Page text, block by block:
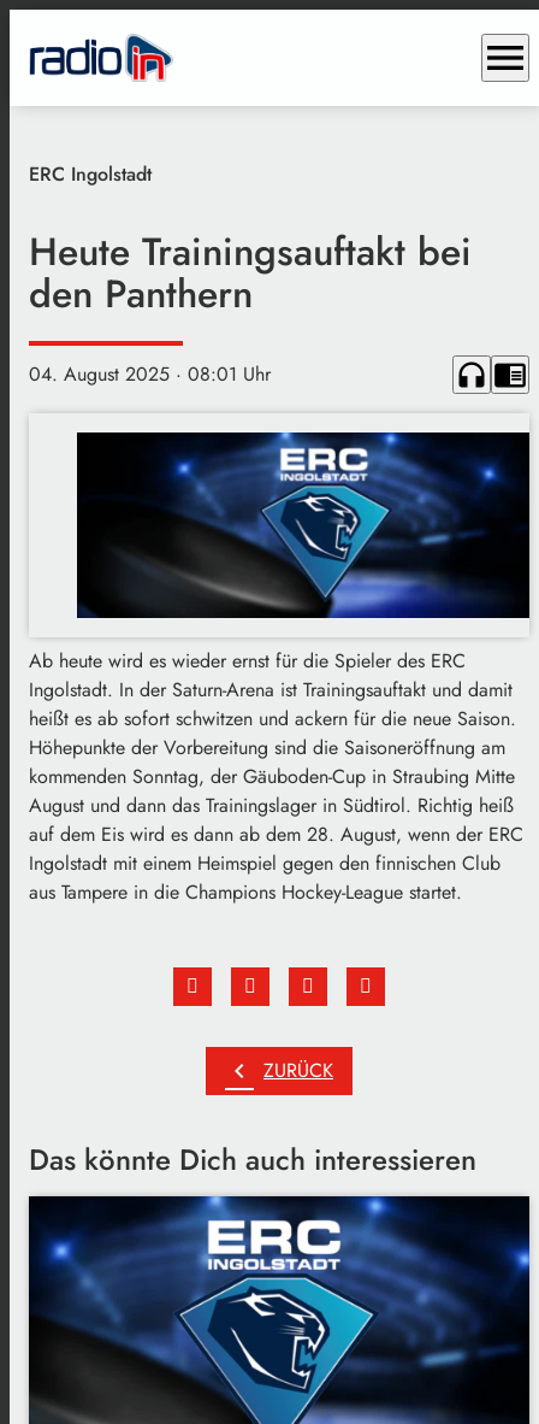
menu
ERC Ingolstadt
Heute Trainingsauftakt bei
den Panthern
04. August 2025 · 08:01 Uhr headphones chrome_reader_mode
Ab heute wird es wieder ernst für die Spieler des ERC
Ingolstadt. In der Saturn-Arena ist Trainingsauftakt und damit
heißt es ab sofort schwitzen und ackern für die neue Saison.
Höhepunkte der Vorbereitung sind die Saisoneröffnung am
kommenden Sonntag, der Gäuboden-Cup in Straubing Mitte
August und dann das Trainingslager in Südtirol. Richtig heiß
auf dem Eis wird es dann ab dem 28. August, wenn der ERC
Ingolstadt mit einem Heimspiel gegen den finnischen Club
aus Tampere in die Champions Hockey-League startet.
chevron_left ZURÜCK
Das könnte Dich auch interessieren